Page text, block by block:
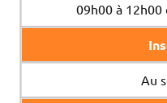
09h00 à 12h00
Au